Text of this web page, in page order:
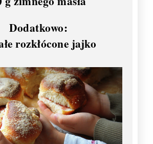
Dodatkowo:
rozkłócone jajko